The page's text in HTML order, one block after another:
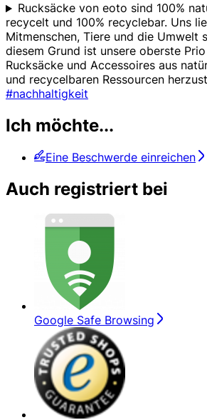
Rucksäcke von eoto sind 100%
recycelt und 100% recyclebar. Uns
Mitmenschen, Tiere und die Umwelt
diesem Grund ist unsere oberste
Rucksäcke und Accessoires aus
und recycelbaren Ressourcen
#nachhaltigkeit
Ich möchte...
Eine Beschwerde einreichen
Auch registriert bei
Google Safe Browsing